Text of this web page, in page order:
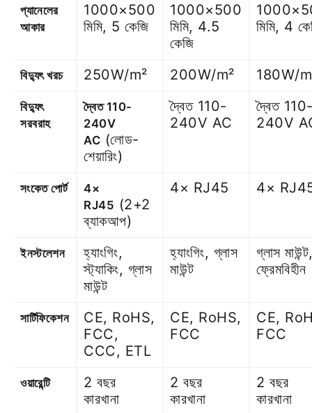
প্যানেলের
আকার
1000×500
মিমি, 5 কেজি
1000×500
মিমি, 4.5
কেজি
মিমি, 4
বিদ্যুৎ খরচ 250W/m² 200W/m² 180W/
বিদ্যুৎ
সরবরাহ
দ্বৈত 110-
240V
AC (লোড-
শেয়ারিং)
দ্বৈত 110-
240V AC
দ্বৈত
240V
সংকেত পোর্ট
4×
RJ45 (2+2
ব্যাকআপ)
4× RJ45 4×
ইনস্টলেশন
হ্যাংগিং,
স্ট্যাকিং, গ্লাস
মাউন্ট
হ্যাংগিং, গ্লাস
মাউন্ট
গ্লাস
ফ্রেমবিহীন
সার্টিফিকেশন
CE, RoHS,
FCC,
CCC, ETL
CE, RoHS,
FCC
CE,
FCC
ওয়ারেন্টি
2 বছর
কারখানা
2 বছর
কারখানা
2 বছর
কারখানা